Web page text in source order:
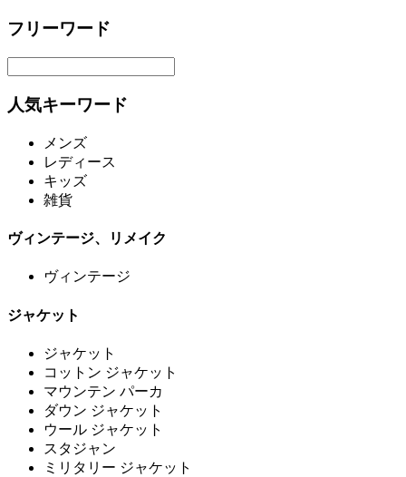
フリーワード
人気キーワード
メンズ
レディース
キッズ
雑貨
ヴィンテージ、リメイク
ヴィンテージ
ジャケット
ジャケット
コットン ジャケット
マウンテン パーカ
ダウン ジャケット
ウール ジャケット
スタジャン
ミリタリー ジャケット